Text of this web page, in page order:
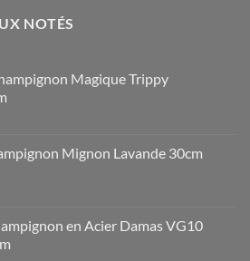
NOTÉS
Magique Trippy
Mignon Lavande 30cm
en Acier Damas VG10